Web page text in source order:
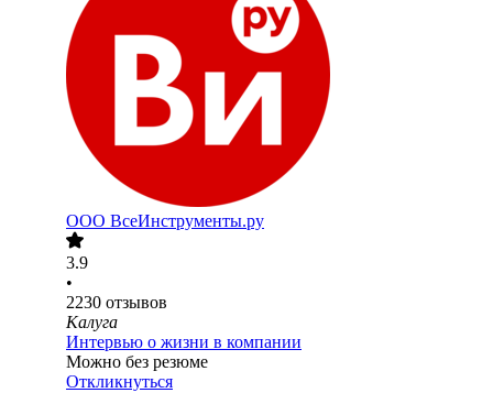
ООО ВсеИнструменты.ру
3.9
•
2230 отзывов
Калуга
Интервью о жизни в компании
Можно без резюме
Откликнуться